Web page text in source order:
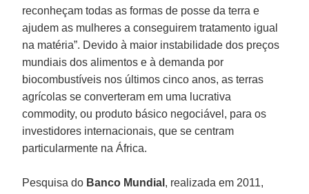
reconheçam todas as formas de posse da terra e
ajudem as mulheres a conseguirem tratamento igual
na matéria”. Devido à maior instabilidade dos preços
mundiais dos alimentos e à demanda por
biocombustíveis nos últimos cinco anos, as terras
agrícolas se converteram em uma lucrativa
commodity, ou produto básico negociável, para os
investidores internacionais, que se centram
particularmente na África.
Pesquisa do Banco Mundial , realizada em 2011,